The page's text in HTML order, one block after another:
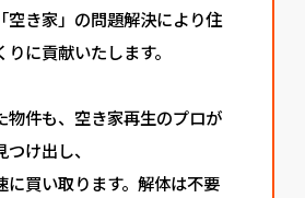
空き家」の問題解決により住
に貢献いたします。
物件も、空き家再生のプロが
け出し、
に買い取ります。解体は不要